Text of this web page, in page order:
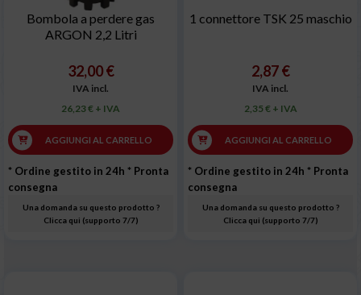
Bombola a perdere gas
ARGON 2,2 Litri
32,00 €
IVA incl.
26,23 € + IVA
AGGIUNGI AL CARRELLO
* Ordine gestito in 24h * Pronta
consegna
Una domanda su questo prodotto ?
Clicca qui (supporto 7/7)
1 connettore TSK 25 maschio
2,87 €
IVA incl.
2,35 € + IVA
AGGIUNGI AL CARRELLO
* Ordine gestito in 24h * Pronta
consegna
Una domanda su questo prodotto ?
Clicca qui (supporto 7/7)